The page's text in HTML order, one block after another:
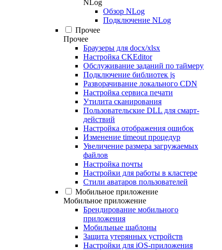
NLog
Обзор NLog
Подключение NLog
Прочее
Прочее
Браузеры для docx/xlsx
Настройка CKEditor
Обслуживание заданий по таймеру
Подключение библиотек js
Разворачивание локального CDN
Настройка сервиса печати
Утилита сканирования
Пользовательские DLL для смарт-
действий
Настройка отображения ошибок
Изменение timeout процедур
Увеличение размера загружаемых
файлов
Настройка почты
Настройки для работы в кластере
Стили аватаров пользователей
Мобильное приложение
Мобильное приложение
Брендирование мобильного
приложения
Мобильные шаблоны
Защита утерянных устройств
Настройки для iOS-приложения